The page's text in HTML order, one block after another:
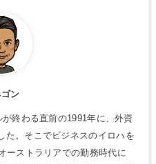
ン
終わる直前の1991年に、外資
た。そこでビジネスのイロハを
ーストラリアでの勤務時代に